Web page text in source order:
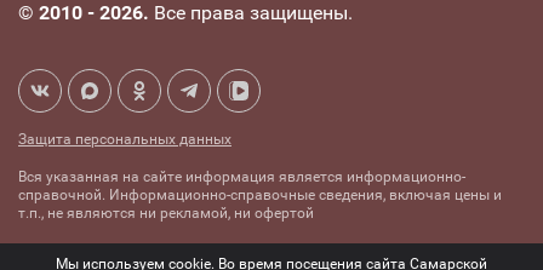
© 2010 - 2026. Все права защищены.
Защита персональных данных
Вся указанная на сайте информация является информационно-
справочной. Информационно-справочные сведения, включая цены и
т.п., не являются ни рекламой, ни офертой
Создание сайта - Комплексное
Мы используем cookie. Во время посещения сайта Самарской